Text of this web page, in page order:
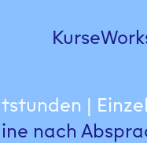
Kurse
|
nach